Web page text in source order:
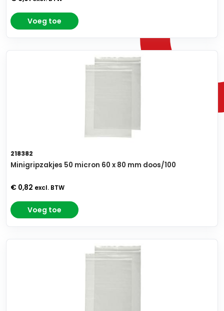
Voeg toe
218382
Minigripzakjes 50 micron 60 x 80 mm doos/100
€ 0,82 excl. BTW
Voeg toe